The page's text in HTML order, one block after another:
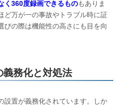
く360度録画できるものもありま
ど万が一の事故やトラブル時に証
びの際は機能性の高さにも目を向
務化と対処法
設置が義務化されています。しか